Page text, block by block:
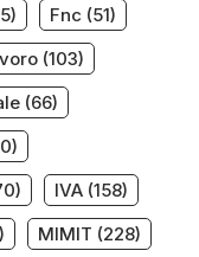
Fnc (51)
(103)
(66)
IVA (158)
MIMIT (228)